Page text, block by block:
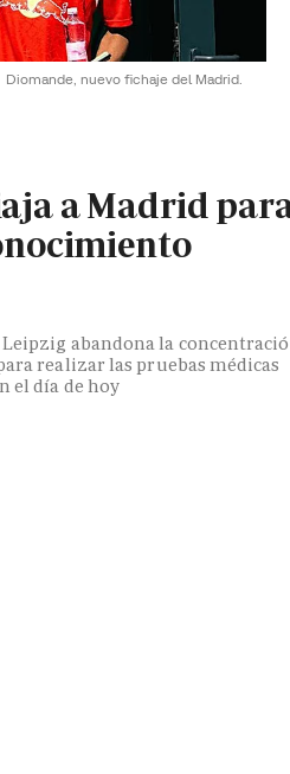
Diomande, nuevo fichaje del Madrid.
a Madrid
abandona la
realizar las pruebas médicas
el día de hoy